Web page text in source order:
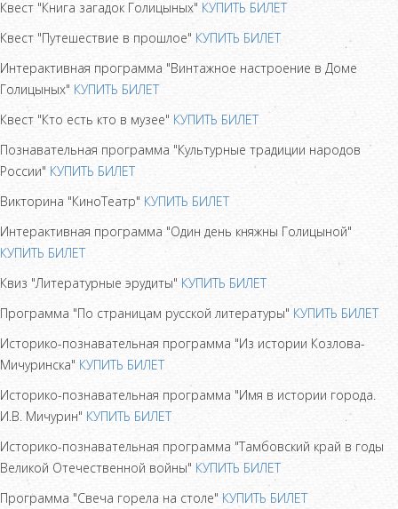
Квест "Книга загадок Голицыных" КУПИТЬ БИЛЕТ
Квест "Путешествие в прошлое" КУПИТЬ БИЛЕТ
Интерактивная программа "Винтажное настроение в Доме
Голицыных" КУПИТЬ БИЛЕТ
Квест "Кто есть кто в музее" КУПИТЬ БИЛЕТ
Познавательная программа "Культурные традиции народов
России" КУПИТЬ БИЛЕТ
Викторина "КиноТеатр" КУПИТЬ БИЛЕТ
Интерактивная программа "Один день княжны Голицыной"
КУПИТЬ БИЛЕТ
Квиз "Литературные эрудиты" КУПИТЬ БИЛЕТ
Программа "По страницам русской литературы" КУПИТЬ БИЛЕТ
Историко-познавательная программа "Из истории Козлова-
Мичуринска" КУПИТЬ БИЛЕТ
Историко-познавательная программа "Имя в истории города.
И.В. Мичурин" КУПИТЬ БИЛЕТ
Историко-познавательная программа "Тамбовский край в годы
Великой Отечественной войны" КУПИТЬ БИЛЕТ
Программа "Свеча горела на столе" КУПИТЬ БИЛЕТ